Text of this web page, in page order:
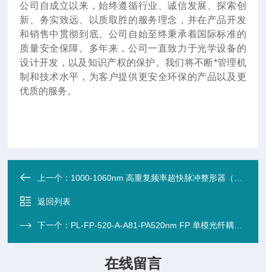
公司自成立以来，始终遵循行业、诚信发展、探索创
新、务实致远、以质取胜的服务理念，并在产品开发
和销售中贯彻到底。公司自始至终秉承着国际标准的
质量安全保障。多年来，公司一直致力于光学设备的
设计开发，以及知识产权的保护。我们将不断*管理机
制和技术水平，为客户提供更安全环保的产品以及更
优质的服务。
上一个： 1000-1060nm 高重复频率超快脉冲整形器（变形镜/螺旋相位板）
返回列表
下一个： PL-FP-520-A-A81-PA520nm FP 单模光纤耦合激光二极管 PA
在线留言